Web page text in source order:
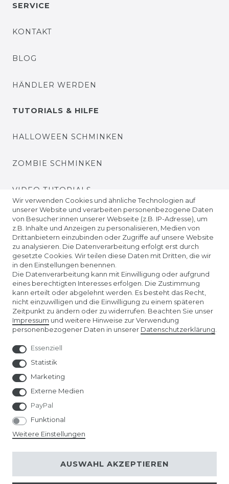
SERVICE
KONTAKT
BLOG
HÄNDLER WERDEN
TUTORIALS & HILFE
HALLOWEEN SCHMINKEN
ZOMBIE SCHMINKEN
VIDEO TUTORIALS
KONTAKTLINSEN EINSETZEN
UNTERNEHMEN
ÜBER UNS
AMAZON STORE
SPIELWARENMESSE NÜRNBERG
© Copyright 2026 | Alle Rechte vorbehalten.
Wir verwenden Cookies und ähnliche Technologien auf
unserer Website und verarbeiten personenbezogene Daten
von Besucher:innen unserer Webseite (z.B. IP-Adresse), um
z.B. Inhalte und Anzeigen zu personalisieren, Medien von
Drittanbietern einzubinden oder Zugriffe auf unsere Website
zu analysieren. Die Datenverarbeitung erfolgt erst durch
gesetzte Cookies. Wir teilen diese Daten mit Dritten, die wir
in den Einstellungen benennen.
Die Datenverarbeitung kann mit Einwilligung oder aufgrund
eines berechtigten Interesses erfolgen. Die Zustimmung
kann erteilt oder abgelehnt werden. Es besteht das Recht,
nicht einzuwilligen und die Einwilligung zu einem späteren
Zeitpunkt zu ändern oder zu widerrufen. Beachten Sie unser
Impressum und weitere Hinweise zur Verwendung
personenbezogener Daten in unserer Daten­schutz­erklärung
Essenziell
Statistik
Marketing
Externe Medien
PayPal
Funktional
Weitere Einstellungen
AUSWAHL AKZEPTIEREN